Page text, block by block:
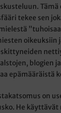
Tämä
tekee sen
oikeuksiin
blogien
epämääräistä
on
He käyttävät